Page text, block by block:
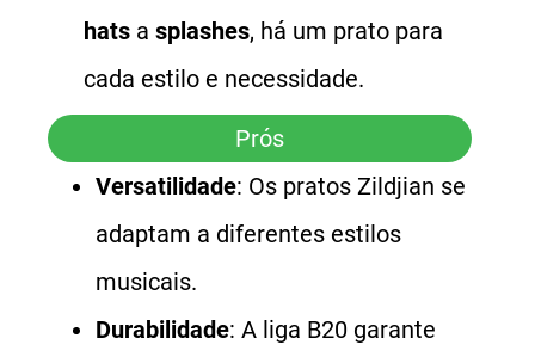
hats a splashes, há um prato para
cada estilo e necessidade.
Prós
Versatilidade: Os pratos Zildjian se
adaptam a diferentes estilos
musicais.
Durabilidade: A liga B20 garante